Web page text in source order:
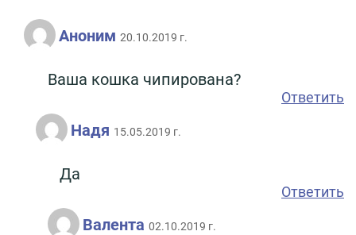
Аноним 20.10.2019 г.
Ваша кошка чипирована?
Ответить
Надя 15.05.2019 г.
Да
Ответить
Валента 02.10.2019 г.